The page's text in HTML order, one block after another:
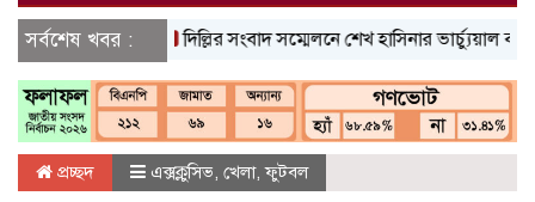
সর্বশেষ খবর :দিল্লির সংবাদ সম্মেলনে শেখ হাসিনার ভার্চ্যুয়াল বক্তব্যে
প্রচ্ছদ এক্সক্লুসিভ, খেলা,ফুটবল